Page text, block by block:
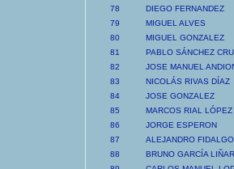
78
DIEGO FERNANDEZ
79
MIGUEL ALVES
80
MIGUEL GONZALEZ
81
PABLO SÁNCHEZ
82
JOSE MANUEL
83
NICOLÁS RIVAS DÍAZ
84
JOSE GONZALEZ
85
MARCOS RIAL LÓPEZ
86
JORGE ESPERON
87
ALEJANDRO FIDALGO
88
BRUNO GARCÍA